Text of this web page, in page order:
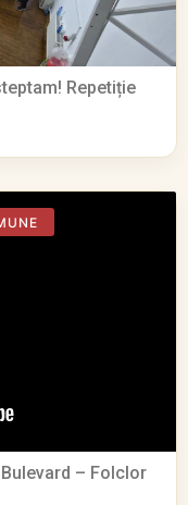
Repetiție
– Folclor